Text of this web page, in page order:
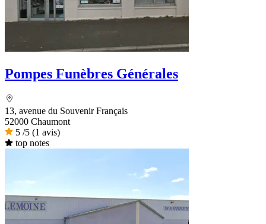
Pompes Funèbres Générales
13, avenue du Souvenir Français
52000 Chaumont
5 /5 (1 avis)
top notes